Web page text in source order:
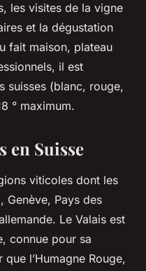
les visites de la vigne
et la dégustation
fait maison, plateau
il est
suisses (blanc, rouge,
° maximum.
en Suisse
viticoles dont les
Genève, Pays des
Le Valais est
connue pour sa
l’Humagne Rouge,